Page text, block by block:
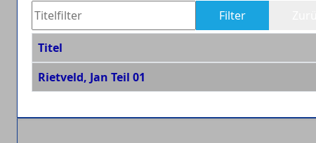
Titelfilter Filter
Beiträge
Titel
Rietveld, Jan Teil 01